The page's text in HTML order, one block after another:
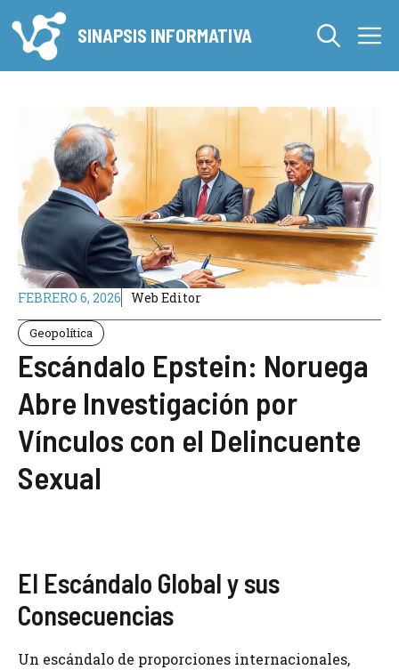
al
contenido
SINAPSIS INFORMATIVA
FEBRERO 6, 2026 Web Editor
Geopolítica
Escándalo Epstein: Noruega
Abre Investigación por
Vínculos con el Delincuente
Sexual
El Escándalo Global y sus
Consecuencias
Un escándalo de proporciones internacionales,